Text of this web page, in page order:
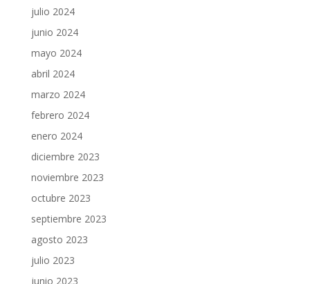
julio 2024
junio 2024
mayo 2024
abril 2024
marzo 2024
febrero 2024
enero 2024
diciembre 2023
noviembre 2023
octubre 2023
septiembre 2023
agosto 2023
julio 2023
junio 2023